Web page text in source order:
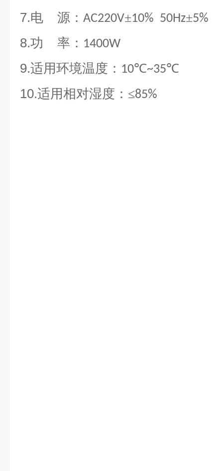
7.电 源： AC220V±10% 50Hz±5%
8.功 率： 1400W
9.适用环境温度： 10℃~35℃
10.适用相对湿度：≤85%